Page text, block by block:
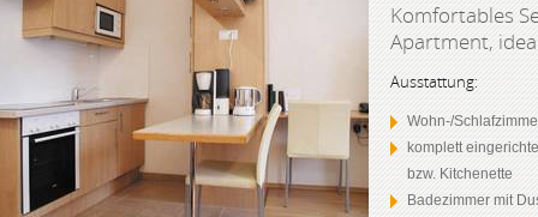
Komfortables
Apartment,
Ausstattung:
Wohn-/
komplett
bzw. Kitchenette
Badezimmer mit